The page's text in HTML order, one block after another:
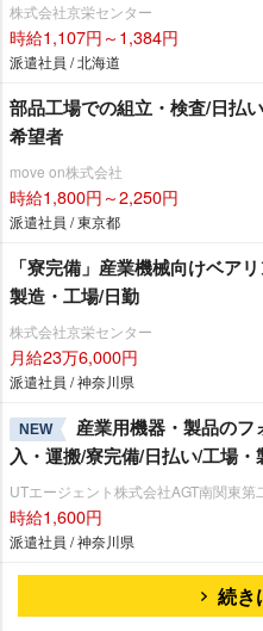
株式会社京栄センター
時給1,107円～1,384円
派遣社員 / 北海道
部品工場での組立・検査/日払
希望者
move on株式会社
時給1,800円～2,250円
派遣社員 / 東京都
「寮完備」産業機械向けベア
製造・工場/日勤
株式会社京栄センター
月給23万6,000円
派遣社員 / 神奈川県
NEW
産業用機器・製品の
入・運搬/寮完備/日払い/工場・
UTエージェント株式会社AGT南関東第
時給1,600円
派遣社員 / 神奈川県
続き